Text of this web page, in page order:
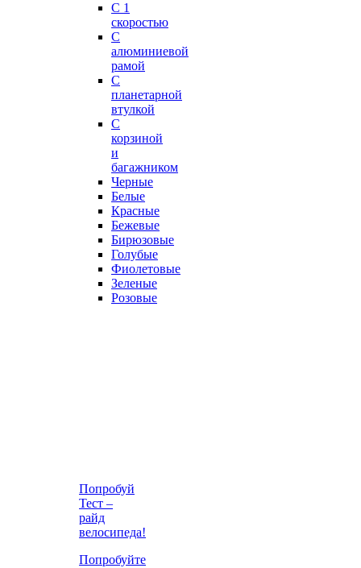
С 1
скоростью
С
алюминиевой
рамой
С
планетарной
втулкой
С
корзиной
и
багажником
Черные
Белые
Красные
Бежевые
Бирюзовые
Голубые
Фиолетовые
Зеленые
Розовые
Попробуй
Тест –
райд
велосипеда!
Попробуйте